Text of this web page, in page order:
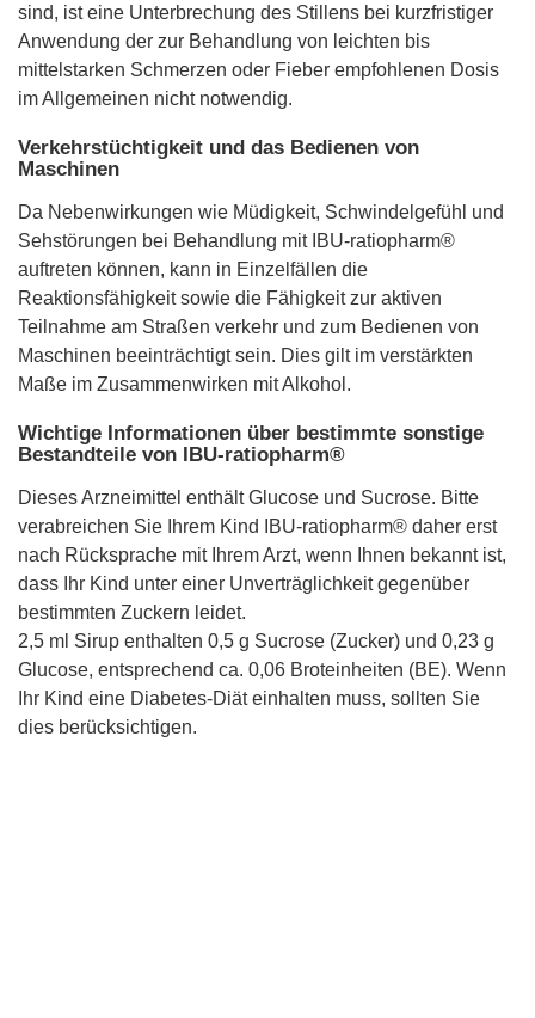
sind, ist eine Unterbrechung des Stillens bei kurzfristiger
Anwendung der zur Behandlung von leichten bis
mittelstarken Schmerzen oder Fieber empfohlenen Dosis
im Allgemeinen nicht notwendig.
Verkehrstüchtigkeit und das Bedienen von
Maschinen
Da Nebenwirkungen wie Müdigkeit, Schwindelgefühl und
Sehstörungen bei Behandlung mit IBU-ratiopharm®
auftreten können, kann in Einzelfällen die
Reaktionsfähigkeit sowie die Fähigkeit zur aktiven
Teilnahme am Straßen verkehr und zum Bedienen von
Maschinen beeinträchtigt sein. Dies gilt im verstärkten
Maße im Zusammenwirken mit Alkohol.
Wichtige Informationen über bestimmte sonstige
Bestandteile von IBU-ratiopharm®
Dieses Arzneimittel enthält Glucose und Sucrose. Bitte
verabreichen Sie Ihrem Kind IBU-ratiopharm® daher erst
nach Rücksprache mit Ihrem Arzt, wenn Ihnen bekannt ist,
dass Ihr Kind unter einer Unverträglichkeit gegenüber
bestimmten Zuckern leidet.
2,5 ml Sirup enthalten 0,5 g Sucrose (Zucker) und 0,23 g
Glucose, entsprechend ca. 0,06 Broteinheiten (BE). Wenn
Ihr Kind eine Diabetes-Diät einhalten muss, sollten Sie
dies berücksichtigen.